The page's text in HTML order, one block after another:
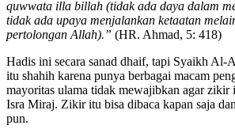
quwwata illa billah (tidak ada daya dalam
tidak ada upaya menjalankan ketaatan
pertolongan Allah).” (HR. Ahmad, 5: 418)
Hadis ini secara sanad dhaif, tapi Syaikh Al-
itu shahih karena punya berbagai macam
mayoritas ulama tidak mewajibkan agar zikir
Isra Miraj. Zikir itu bisa dibaca kapan saja
pun.